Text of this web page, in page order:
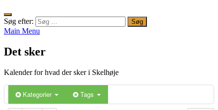
Søg efter:
Main Menu
Det sker
Kalender for hvad der sker i Skelhøje
Kategorier Tags